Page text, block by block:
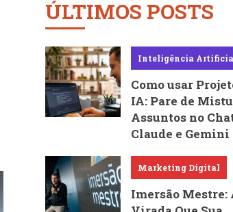
ÚLTIMOS POSTS
Inteligência
Como usar
IA: Pare de
Assuntos no
Claude e Gemini
Marketing Digital
Imersão Mestre: